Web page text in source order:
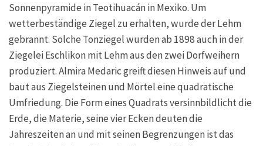
Sonnenpyramide in Teotihuacán in Mexiko. Um
wetterbeständige Ziegel zu erhalten, wurde der Lehm
gebrannt. Solche Tonziegel wurden ab 1898 auch in der
Ziegelei Eschlikon mit Lehm aus den zwei Dorfweihern
produziert. Almira Medaric greift diesen Hinweis auf und
baut aus Ziegelsteinen und Mörtel eine quadratische
Umfriedung. Die Form eines Quadrats versinnbildlicht die
Erde, die Materie, seine vier Ecken deuten die
Jahreszeiten an und mit seinen Begrenzungen ist das